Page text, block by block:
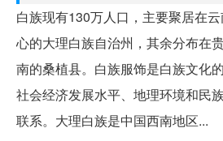
白族现有130万人口，主要聚居在
心的大理白族自治州，其余分布在
南的桑植县。白族服饰是白族文化
社会经济发展水平、地理环境和民
联系。大理白族是中国西南地区...